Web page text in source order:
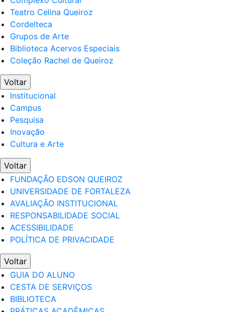
Teatro Celina Queiroz
Cordelteca
Grupos de Arte
Biblioteca Acervos Especiais
Coleção Rachel de Queiroz
Voltar
Institucional
Campus
Pesquisa
Inovação
Cultura e Arte
Voltar
FUNDAÇÃO EDSON QUEIROZ
UNIVERSIDADE DE FORTALEZA
AVALIAÇÃO INSTITUCIONAL
RESPONSABILIDADE SOCIAL
ACESSIBILIDADE
POLÍTICA DE PRIVACIDADE
Voltar
GUIA DO ALUNO
CESTA DE SERVIÇOS
BIBLIOTECA